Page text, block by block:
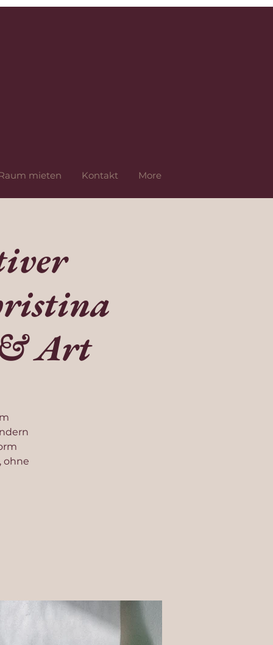
mieten Kontakt More
Art
ohne